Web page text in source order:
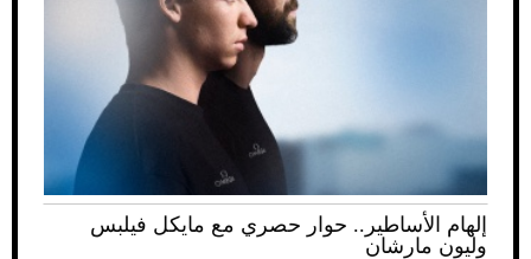
إلهام الأساطير.. حوار حصري مع مايكل فيلبس
وليون مارشان